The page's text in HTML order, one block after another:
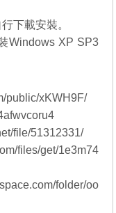
行下載安裝。
Windows XP SP3
public/xKWH9F/
file/51312331/
files/get/1e3m74
folder/oo